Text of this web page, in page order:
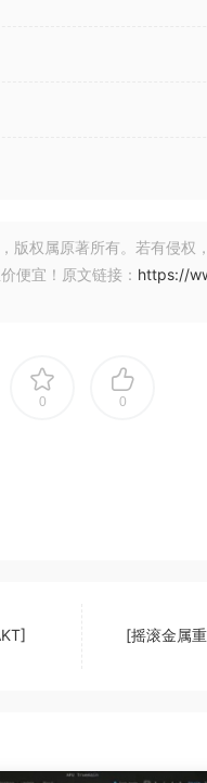
图形界面，您就可以设
运动。
of the hardware unit,
by Overloud
They cover a wide
a particular
parameter available
extend the sound
high
palette, the
版权属原著所有。若有侵
便宜！原文链接： https://
0 0
[摇滚金属